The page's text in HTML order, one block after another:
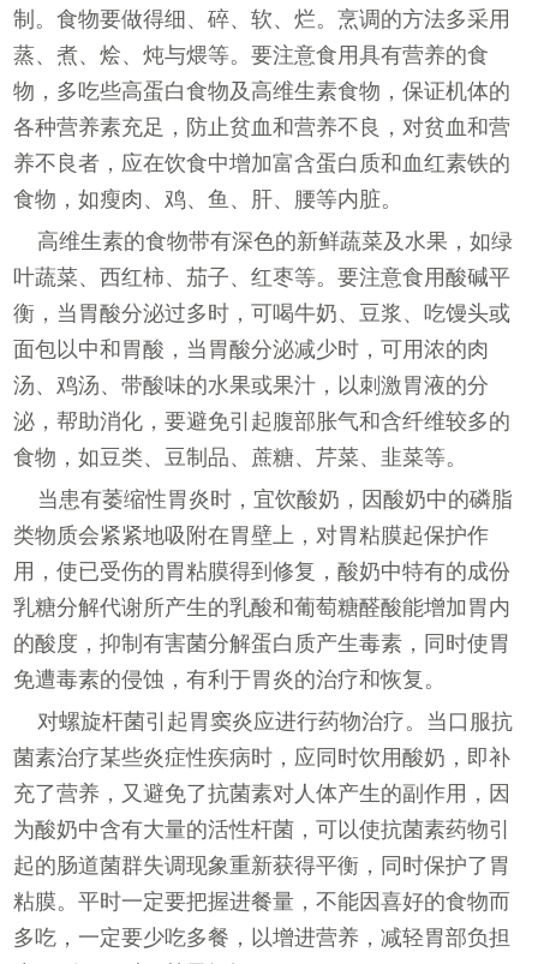
制。食物要做得细、碎、软、烂。烹调的方法多采用
蒸、煮、烩、炖与煨等。要注意食用具有营养的食
物，多吃些高蛋白食物及高维生素食物，保证机体的
各种营养素充足，防止贫血和营养不良，对贫血和营
养不良者，应在饮食中增加富含蛋白质和血红素铁的
食物，如瘦肉、鸡、鱼、肝、腰等内脏。
高维生素的食物带有深色的新鲜蔬菜及水果，如绿
叶蔬菜、西红柿、茄子、红枣等。要注意食用酸碱平
衡，当胃酸分泌过多时，可喝牛奶、豆浆、吃馒头或
面包以中和胃酸，当胃酸分泌减少时，可用浓的肉
汤、鸡汤、带酸味的水果或果汁，以刺激胃液的分
泌，帮助消化，要避免引起腹部胀气和含纤维较多的
食物，如豆类、豆制品、蔗糖、芹菜、韭菜等。
当患有萎缩性胃炎时，宜饮酸奶，因酸奶中的磷脂
类物质会紧紧地吸附在胃壁上，对胃粘膜起保护作
用，使已受伤的胃粘膜得到修复，酸奶中特有的成份
乳糖分解代谢所产生的乳酸和葡萄糖醛酸能增加胃内
的酸度，抑制有害菌分解蛋白质产生毒素，同时使胃
免遭毒素的侵蚀，有利于胃炎的治疗和恢复。
对螺旋杆菌引起胃窦炎应进行药物治疗。当口服抗
菌素治疗某些炎症性疾病时，应同时饮用酸奶，即补
充了营养，又避免了抗菌素对人体产生的副作用，因
为酸奶中含有大量的活性杆菌，可以使抗菌素药物引
起的肠道菌群失调现象重新获得平衡，同时保护了胃
粘膜。平时一定要把握进餐量，不能因喜好的食物而
多吃，一定要少吃多餐，以增进营养，减轻胃部负担